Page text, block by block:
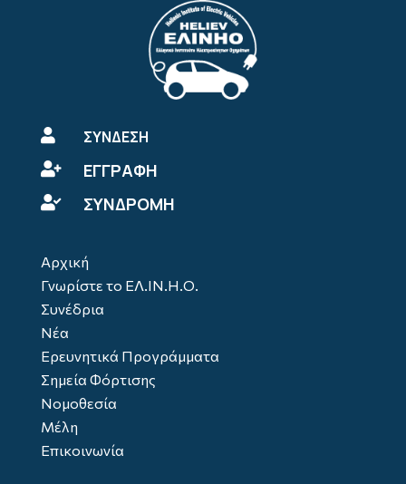
 ΣΥΝΔΕΣΗ
 ΕΓΓΡΑΦΗ
 ΣΥΝΔΡΟΜΗ
Αρχική
Γνωρίστε το ΕΛ.ΙΝ.Η.Ο.
Συνέδρια
Νέα
Ερευνητικά Προγράμματα
Σημεία Φόρτισης
Νομοθεσία
Μέλη
Επικοινωνία